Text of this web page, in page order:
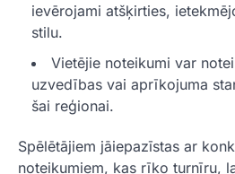
ievērojami atšķirties,
stilu.
Vietējie noteikumi var
uzvedības vai aprīkojuma
šai reģionai.
Spēlētājiem jāiepazīstas ar
noteikumiem, kas rīko turnīru,